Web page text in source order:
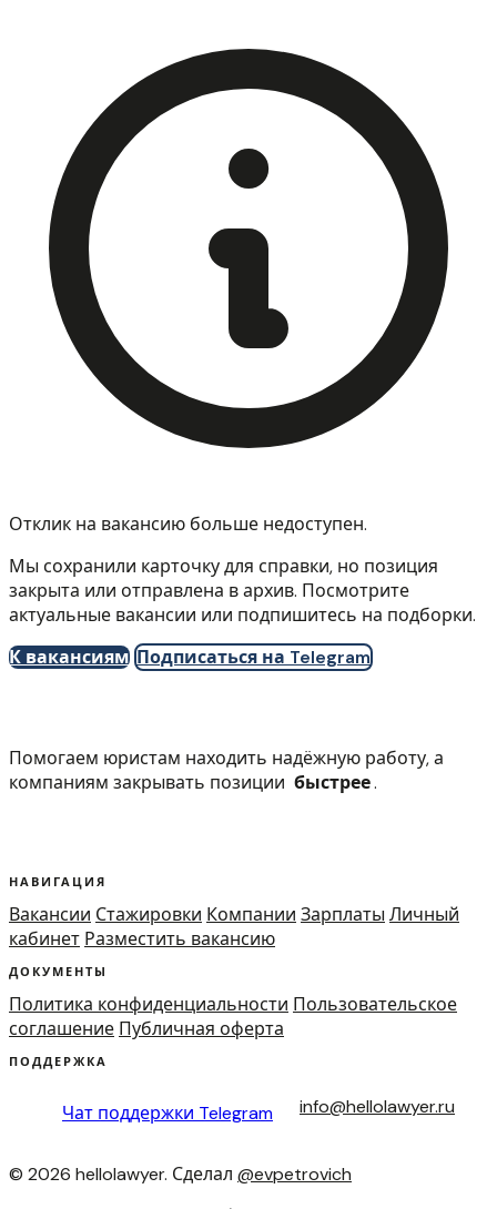
Отклик на вакансию больше недоступен.
Мы сохранили карточку для справки, но позиция
закрыта или отправлена в архив. Посмотрите
актуальные вакансии или подпишитесь на подборки.
К вакансиям Подписаться на Telegram
Помогаем юристам находить надёжную работу, а
компаниям закрывать позиции быстрее.
НАВИГАЦИЯ
Вакансии Стажировки Компании Зарплаты Личный
кабинет Разместить вакансию
ДОКУМЕНТЫ
Политика конфиденциальности Пользовательское
соглашение Публичная оферта
ПОДДЕРЖКА
Чат поддержки Telegram info@hellolawyer.ru
© 2026 hellolawyer. Сделал @evpetrovich